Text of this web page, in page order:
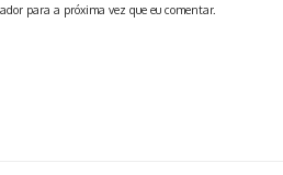
para a próxima vez que eu comentar.